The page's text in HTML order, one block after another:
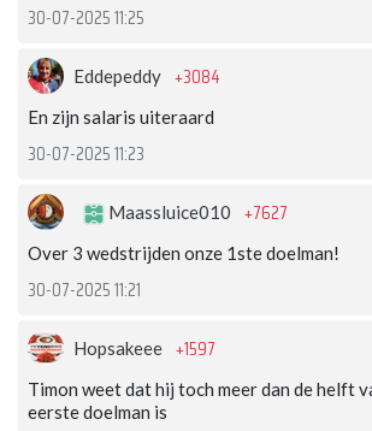
30-07-2025 11:25
Eddepeddy +3084
En zijn salaris uiteraard
30-07-2025 11:23
Maassluice010 +7627
Over 3 wedstrijden onze 1ste doelman!
30-07-2025 11:21
Hopsakeee +1597
Timon weet dat hij toch meer dan de helft
eerste doelman is